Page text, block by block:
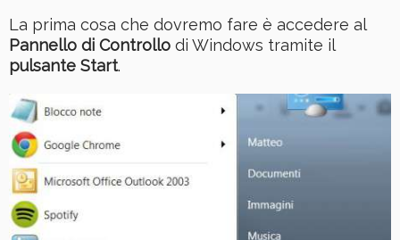
La prima cosa che dovremo fare è accedere al
Pannello di Controllo di Windows tramite il
pulsante Start.